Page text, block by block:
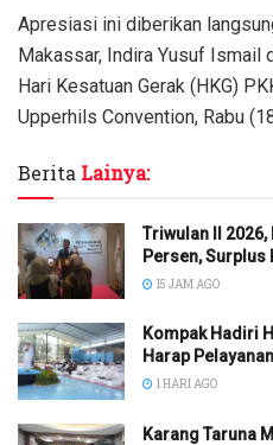
Apresiasi ini diberikan
Makassar, Indira Yusuf Ismail
Hari Kesatuan Gerak (HKG)
Upperhils Convention, Rabu
Berita Lainya:
Triwulan II
Persen, Surplus
15 JAM AGO
Kompak Hadiri
Harap
1 HARI AGO
Karang Taruna